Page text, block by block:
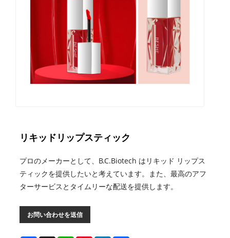
リキッドリップスティック
プロのメーカーとして、B.C.Biotech はリキッド リップス
ティックを提供したいと考えています。また、最高のアフ
ターサービスとタイムリーな配送を提供します。
お問い合わせを送信